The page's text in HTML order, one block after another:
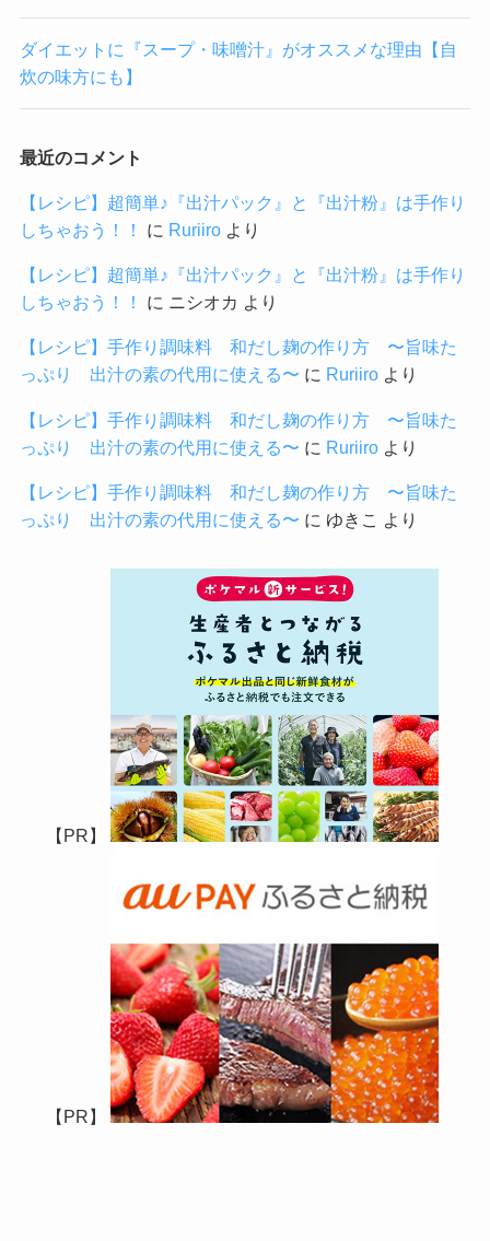
ダイエットに『スープ・味噌汁』がオススメな理由【自
炊の味方にも】
最近のコメント
【レシピ】超簡単♪『出汁パック』と『出汁粉』は手作り
しちゃおう！！
に Ruriiroより
【レシピ】超簡単♪『出汁パック』と『出汁粉』は手作り
しちゃおう！！
に ニシオカ より
【レシピ】手作り調味料 和だし麹の作り方 〜旨味た
っぷり 出汁の素の代用に使える〜 に Ruriiroより
【レシピ】手作り調味料 和だし麹の作り方 〜旨味た
っぷり 出汁の素の代用に使える〜 に Ruriiroより
【レシピ】手作り調味料 和だし麹の作り方 〜旨味た
っぷり 出汁の素の代用に使える〜 に ゆきこ より
【PR】
【PR】